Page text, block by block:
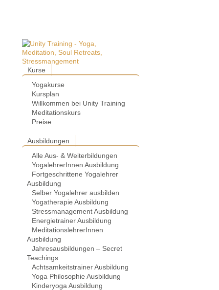
Kurse
Yogakurse
Kursplan
Willkommen bei Unity Training
Meditationskurs
Preise
Ausbildungen
Alle Aus- & Weiterbildungen
YogalehrerInnen Ausbildung
Fortgeschrittene Yogalehrer
Ausbildung
Selber Yogalehrer ausbilden
Yogatherapie Ausbildung
Stressmanagement Ausbildung
Energietrainer Ausbildung
MeditationslehrerInnen
Ausbildung
Jahresausbildungen – Secret
Teachings
Achtsamkeitstrainer Ausbildung
Yoga Philosophie Ausbildung
Kinderyoga Ausbildung